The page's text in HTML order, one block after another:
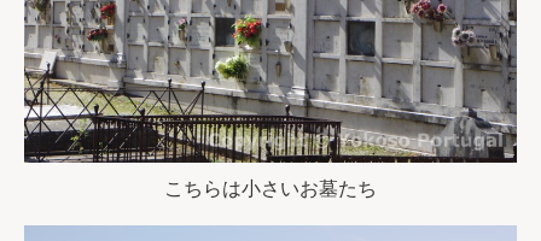
こちらは小さいお墓たち